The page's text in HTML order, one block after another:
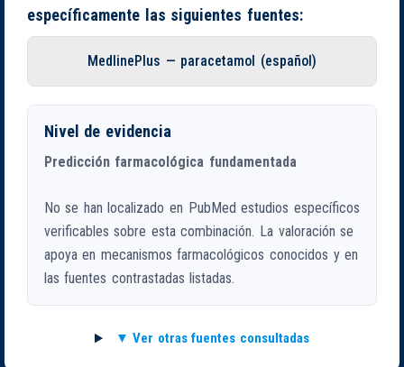
específicamente las siguientes fuentes:
MedlinePlus — paracetamol (español)
Nivel de evidencia
Predicción farmacológica fundamentada
No se han localizado en PubMed estudios específicos
verificables sobre esta combinación. La valoración se
apoya en mecanismos farmacológicos conocidos y en
las fuentes contrastadas listadas.
Ver otras fuentes consultadas